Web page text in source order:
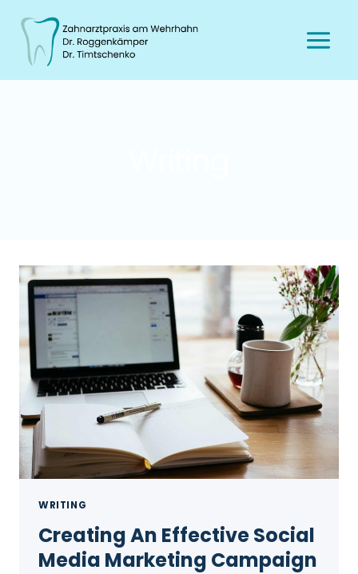
WRITING
Creating An Effective Social
Media Marketing Campaign